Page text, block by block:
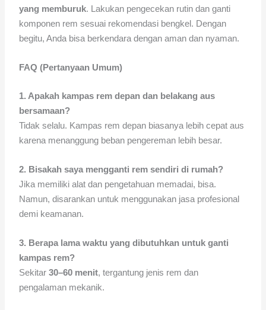
yang memburuk. Lakukan pengecekan rutin dan ganti
komponen rem sesuai rekomendasi bengkel. Dengan
begitu, Anda bisa berkendara dengan aman dan nyaman.
FAQ (Pertanyaan Umum)
1. Apakah kampas rem depan dan belakang aus
bersamaan?
Tidak selalu. Kampas rem depan biasanya lebih cepat aus
karena menanggung beban pengereman lebih besar.
2. Bisakah saya mengganti rem sendiri di rumah?
Jika memiliki alat dan pengetahuan memadai, bisa.
Namun, disarankan untuk menggunakan jasa profesional
demi keamanan.
3. Berapa lama waktu yang dibutuhkan untuk ganti
kampas rem?
Sekitar30–60 menit, tergantung jenis rem dan
pengalaman mekanik.